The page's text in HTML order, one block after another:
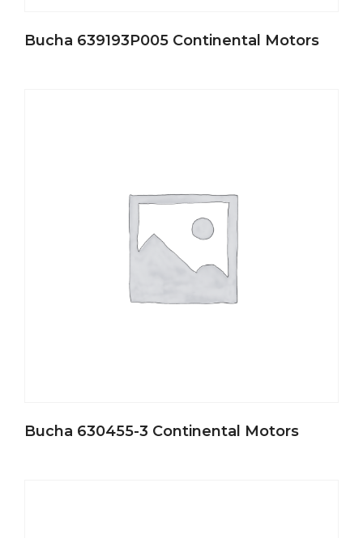
Bucha 639193P005 Continental Motors
Bucha 630455-3 Continental Motors